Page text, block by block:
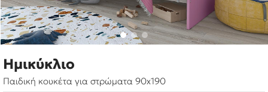
Ημικύκλιο
Παιδική κουκέτα για στρώματα 90x190